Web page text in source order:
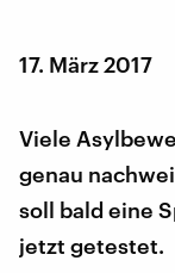
17. März 2017
Viele
genau
soll bald eine
jetzt getestet.